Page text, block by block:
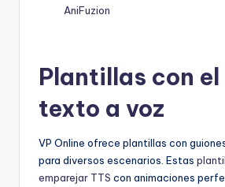
AniFuzion
Plantillas con el
texto a voz
VP Online ofrece plantillas con
para diversos escenarios. Estas
emparejar TTS con animaciones